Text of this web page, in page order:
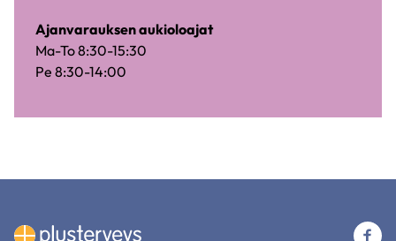
Ajanvarauksen aukioloajat
Ma-To 8:30-15:30
Pe 8:30-14:00